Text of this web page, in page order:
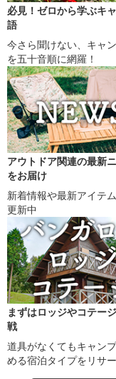
必見！ゼロから学ぶキ
語
今さら聞けない、キャ
を五十音順に網羅！
アウトドア関連の最新
をお届け
新着情報や最新アイテ
更新中
まずはロッジやコテー
戦
道具がなくてもキャン
める宿泊タイプをリサ